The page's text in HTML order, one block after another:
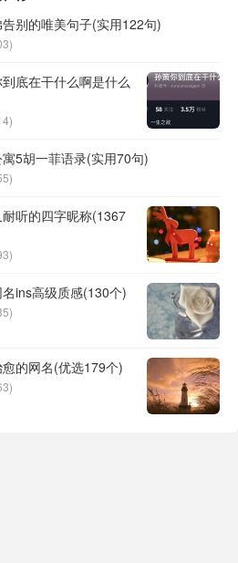
别的唯美句子(实用122句)
底在干什么啊是什么
5胡一菲语录(实用70句)
听的四字昵称(1367
ins高级质感(130个)
的网名(优选179个)